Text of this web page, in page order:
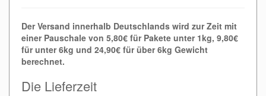
Der Versand innerhalb Deutschlands wird zur Zeit mit
einer Pauschale von 5,80€ für Pakete unter 1kg, 9,80€
für unter 6kg und 24,90€ für über 6kg Gewicht
berechnet.
Die Lieferzeit